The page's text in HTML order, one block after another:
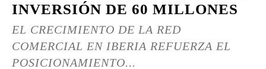
INVERSIÓN DE 60 MILLONES
EL CRECIMIENTO DE LA RED
COMERCIAL EN IBERIA REFUERZA EL
POSICIONAMIENTO...